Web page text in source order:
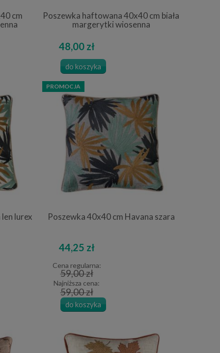
cm
Poszewka haftowana 40x40 cm biała
margerytki wiosenna
48,00 zł
do koszyka
lurex Poszewka 40x40 cm Havana szara
44,25 zł
Cena regularna:
59,00 zł
Najniższa cena:
59,00 zł
do koszyka
PROMOCJA